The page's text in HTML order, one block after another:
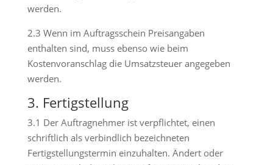
werden.
2.3 Wenn im Auftragsschein Preisangaben
enthalten sind, muss ebenso wie beim
Kostenvoranschlag die Umsatzsteuer angegeben
werden.
3. Fertigstellung
3.1 Der Auftragnehmer ist verpflichtet, einen
schriftlich als verbindlich bezeichneten
Fertigstellungstermin einzuhalten. Ändert oder